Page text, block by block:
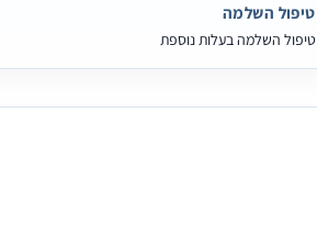
טיפול השלמה
טיפול השלמה בעלות נוספת